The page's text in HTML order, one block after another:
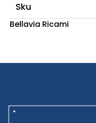
Sku
Bellavia Ricami